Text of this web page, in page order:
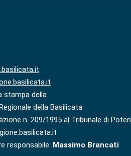
stampa della
della Basilicata
n. 209/1995 al Tribunale di
responsabile: Massimo Brancati